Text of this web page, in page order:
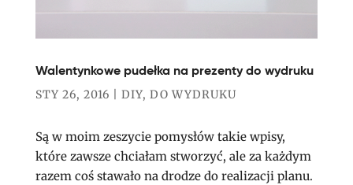
Walentynkowe pudełka na prezenty do wydruku
STY 26, 2016 DIY, DO WYDRUKU
Są w moim zeszycie pomysłów takie wpisy,
które zawsze chciałam stworzyć, ale za każdym
razem coś stawało na drodze do realizacji planu.